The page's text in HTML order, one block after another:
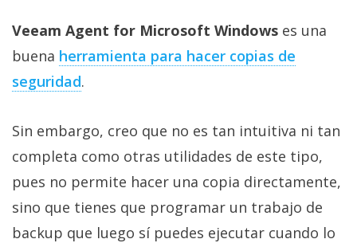
Veeam Agent for Microsoft Windows es una
buena herramienta para hacer copias de
seguridad‎.
Sin embargo, creo que no es tan intuitiva ni tan
completa como otras utilidades de este tipo,
pues no permite hacer una copia directamente,
sino que tienes que programar un trabajo de
backup que luego sí puedes ejecutar cuando lo